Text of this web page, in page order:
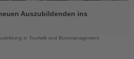
Auszubildenden ins
in Touristik und Büromanagement